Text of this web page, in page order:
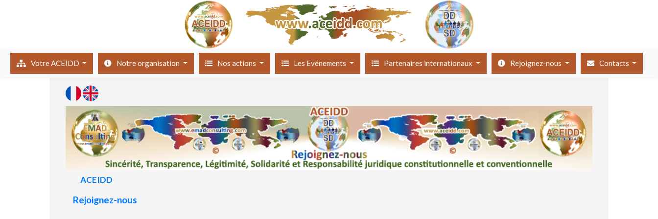
(current)
Votre ACEIDD Notre organisation Nos actions Les Evénements Partenaires internationaux Rejoignez-nous Contacts
ACEIDD
Rejoignez-nous